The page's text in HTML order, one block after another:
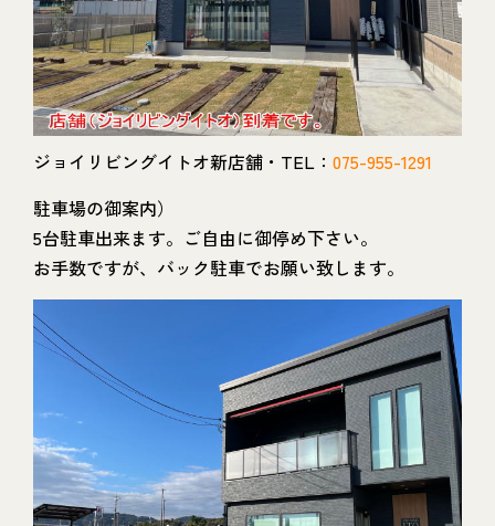
ジョイリビングイトオ新店舗・TEL： 075-955-1291
駐車場の御案内）
5台駐車出来ます。ご自由に御停め下さい。
お手数ですが、バック駐車でお願い致します。